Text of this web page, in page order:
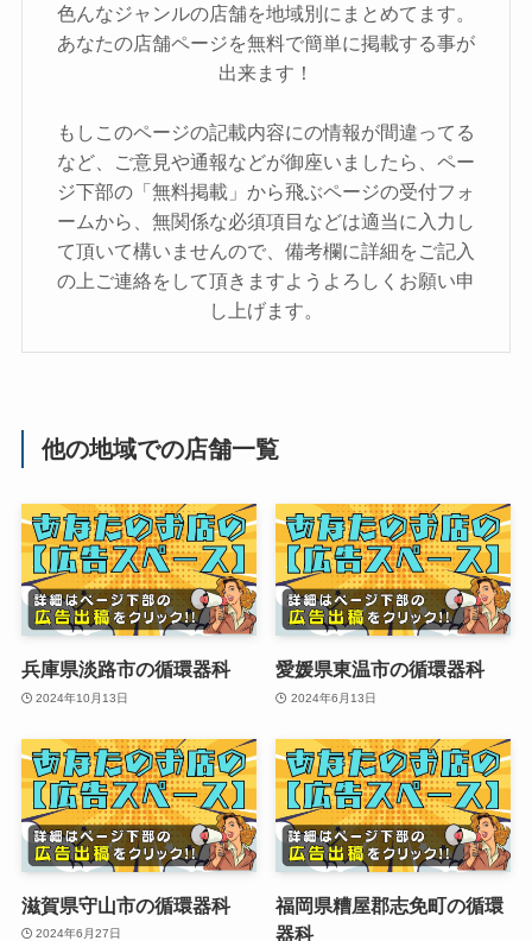
色んなジャンルの店舗を地域別にまとめてます。
あなたの店舗ページを無料で簡単に掲載する事が
出来ます！
もしこのページの記載内容にの情報が間違ってる
など、ご意見や通報などが御座いましたら、ペー
ジ下部の「無料掲載」から飛ぶページの受付フォ
ームから、無関係な必須項目などは適当に入力し
て頂いて構いませんので、備考欄に詳細をご記入
の上ご連絡をして頂きますようよろしくお願い申
し上げます。
他の地域での店舗一覧
兵庫県淡路市の循環器科
2024年10月13日
愛媛県東温市の循環器科
2024年6月13日
滋賀県守山市の循環器科
2024年6月27日
福岡県糟屋郡志免町の循環
器科